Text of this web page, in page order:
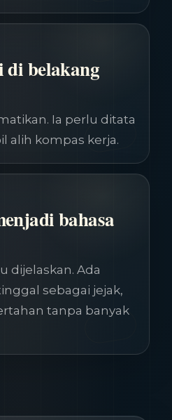
di belakang
Ia perlu ditata
alih kompas kerja.
bahasa
dijelaskan. Ada
sebagai jejak,
tanpa banyak